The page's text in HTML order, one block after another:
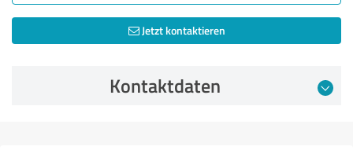
Jetzt kontaktieren
Kontaktdaten